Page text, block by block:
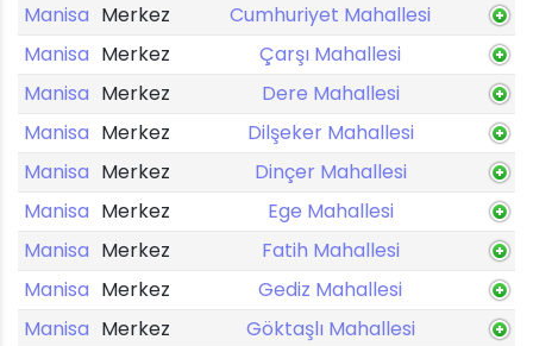
Manisa Merkez
Cumhuriyet Mahallesi
Manisa Merkez
Çarşı Mahallesi
Manisa Merkez
Dere Mahallesi
Manisa Merkez
Dilşeker Mahallesi
Manisa Merkez
Dinçer Mahallesi
Manisa Merkez
Ege Mahallesi
Manisa Merkez
Fatih Mahallesi
Manisa Merkez
Gediz Mahallesi
Manisa Merkez
Göktaşlı Mahallesi